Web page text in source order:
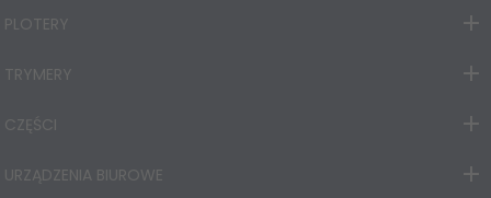
PLOTERY
TRYMERY
CZĘŚCI
URZĄDZENIA BIUROWE